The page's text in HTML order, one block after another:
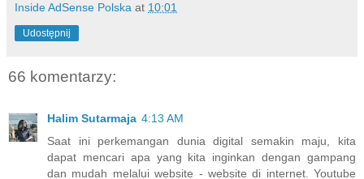
Inside AdSense Polska at 10:01
Udostępnij
66 komentarzy:
Halim Sutarmaja 4:13 AM
Saat ini perkemangan dunia digital semakin maju, kita
dapat mencari apa yang kita inginkan dengan gampang
dan mudah melalui website - website di internet. Youtube